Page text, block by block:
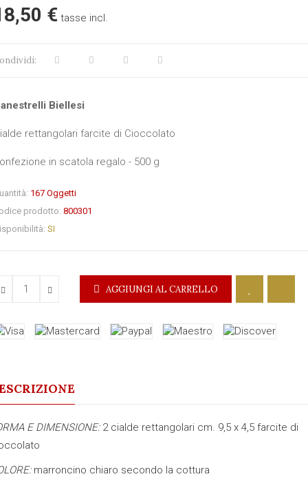
€ tasse incl.
Biellesi
rettangolari farcite di Cioccolato
in scatola regalo - 500 g
167 Oggetti
prodotto: 800301
SI
AGGIUNGI AL CARRELLO
E DIMENSIONE: 2 cialde rettangolari cm. 9,5 x 4,5 farcite di
marroncino chiaro secondo la cottura